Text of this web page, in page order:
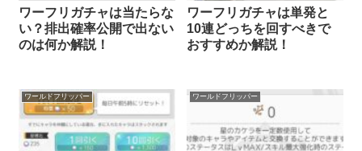
ワーフリガチャは当たらな
い？排出確率公開で出ない
のは何か解説！
ワーフリガチャは単発と
10連どっちを回すべきで
おすすめか解説！
ワールドフリッパー ワールドフリッパー